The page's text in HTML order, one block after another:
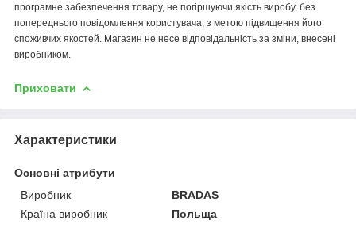
програмне забезпечення товару, не погіршуючи якість виробу, без
попереднього повідомлення користувача, з метою підвищення його
споживчих якостей. Магазин не несе відповідальність за зміни, внесені
виробником.
Приховати
Характеристики
Основні атрибути
Виробник
BRADAS
Країна виробник
Польща